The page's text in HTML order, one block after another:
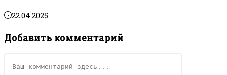
22.04.2025
Добавить комментарий